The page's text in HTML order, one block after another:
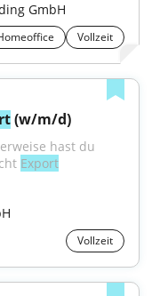
GmbH
Vollzeit
(w/m/d)
hast du
Export
Vollzeit